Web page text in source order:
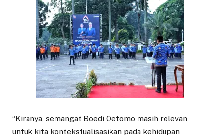
“Kiranya, semangat Boedi Oetomo masih relevan
untuk kita kontekstualisasikan pada kehidupan